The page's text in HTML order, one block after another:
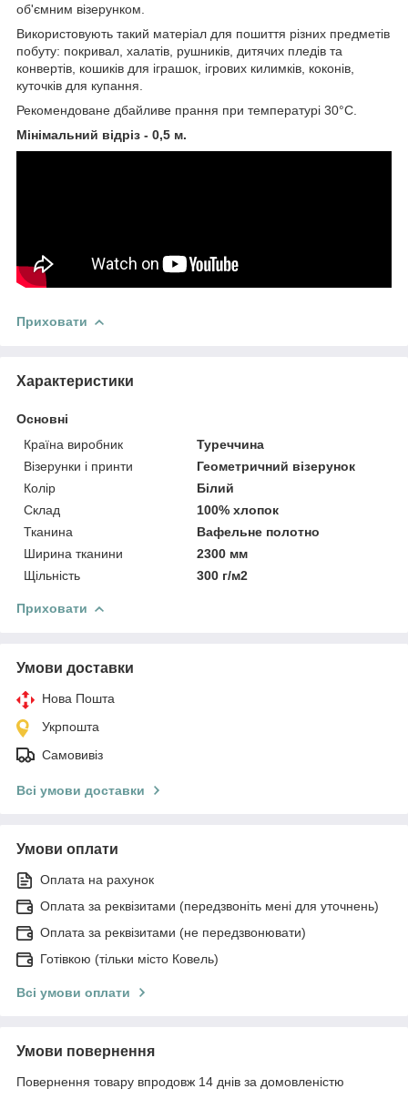
об'ємним візерунком.
Використовують такий матеріал для пошиття різних предметів
побуту: покривал, халатів, рушників, дитячих пледів та
конвертів, кошиків для іграшок, ігрових килимків, коконів,
куточків для купання.
Рекомендоване дбайливе прання при температурі 30°С.
Мінімальний відріз - 0,5 м.
Приховати
Характеристики
Основні
Країна виробник
Туреччина
Візерунки і принти
Геометричний візерунок
Колір
Білий
Склад
100% хлопок
Тканина
Вафельне полотно
Ширина тканини
2300 мм
Щільність
300 г/м2
Приховати
Умови доставки
Нова Пошта
Укрпошта
Самовивіз
Всі умови доставки
Умови оплати
Оплата на рахунок
Оплата за реквізитами (передзвоніть мені для уточнень)
Оплата за реквізитами (не передзвонювати)
Готівкою (тільки місто Ковель)
Всі умови оплати
Умови повернення
Повернення товару впродовж 14 днів за домовленістю